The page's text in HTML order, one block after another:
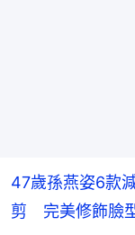
47歲孫燕姿6款
剪 完美修飾臉